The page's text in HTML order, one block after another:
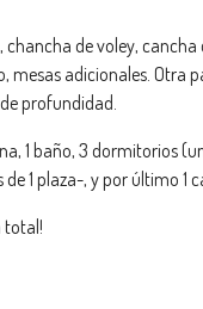
de voley, cancha
mesas adicionales. Otra
profundidad.
1 baño, 3 dormitorios
1 plaza-, y por último 1
total!